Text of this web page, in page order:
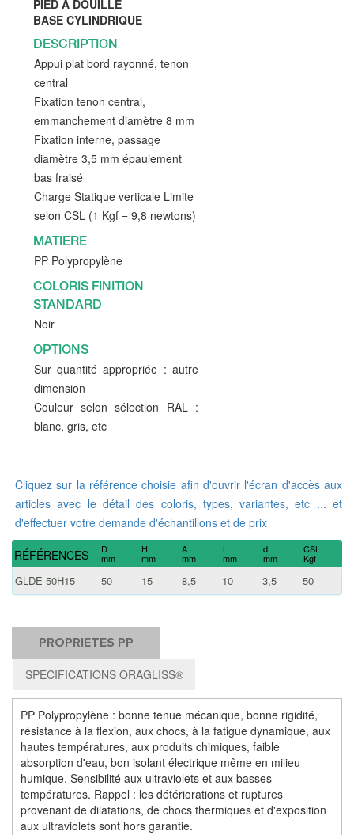
PIED A DOUILLE
BASE CYLINDRIQUE
DESCRIPTION
Appui plat bord rayonné, tenon
central
Fixation tenon central,
emmanchement diamètre 8 mm
Fixation interne, passage
diamètre 3,5 mm épaulement
bas fraisé
Charge Statique verticale Limite
selon CSL (1 Kgf = 9,8 newtons)
MATIERE
PP Polypropylène
COLORIS FINITION
STANDARD
Noir
OPTIONS
Sur quantité appropriée : autre
dimension
Couleur selon sélection RAL :
blanc, gris, etc
Cliquez sur la référence choisie afin d'ouvrir l'écran d'accès aux
articles avec le détail des coloris, types, variantes, etc ... et
d'effectuer votre demande d'échantillons et de prix
RÉFÉRENCES D
mm
H
mm
A
mm
L
mm
d
mm
CSL
Kgf
GLDE 50H15 50 15 8,5 10 3,5 50
PROPRIETES PP
SPECIFICATIONS ORAGLISS®
PP Polypropylène : bonne tenue mécanique, bonne rigidité,
résistance à la flexion, aux chocs, à la fatigue dynamique, aux
hautes températures, aux produits chimiques, faible
absorption d'eau, bon isolant électrique même en milieu
humique. Sensibilité aux ultraviolets et aux basses
températures. Rappel : les détériorations et ruptures
provenant de dilatations, de chocs thermiques et d'exposition
aux ultraviolets sont hors garantie.